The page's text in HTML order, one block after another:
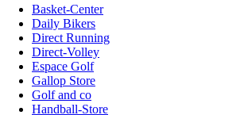
Basket-Center
Daily Bikers
Direct Running
Direct-Volley
Espace Golf
Gallop Store
Golf and co
Handball-Store